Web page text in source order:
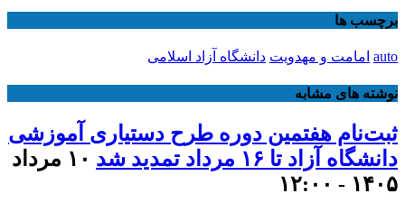
برچسب ها
auto امامت و مهدویت دانشگاه آزاد اسلامی
نوشته های مشابه
ثبت‌نام هفتمین دوره طرح دستیاری آموزشی
دانشگاه آزاد تا ۱۶ مرداد تمدید شد
۱۰ مرداد
۱۴۰۵ - ۱۲:۰۰